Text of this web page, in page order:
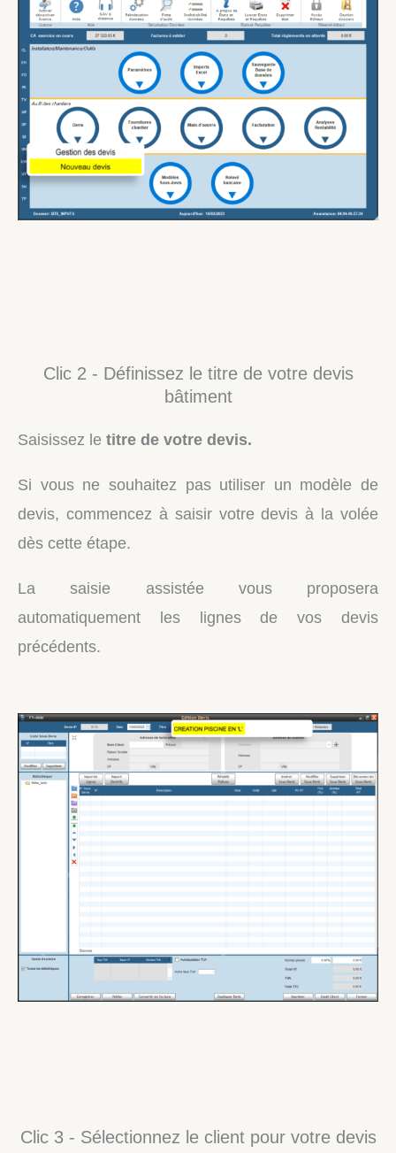
Clic 2 - Définissez le titre de votre devis
bâtiment
Saisissez le titre de votre devis.
Si vous ne souhaitez pas utiliser un modèle de
devis, commencez à saisir votre devis à la volée
dès cette étape.
La saisie assistée vous proposera
automatiquement les lignes de vos devis
précédents.
Clic 3 - Sélectionnez le client pour votre devis